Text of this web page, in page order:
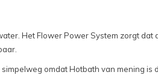
Het Flower Power System zorgt
omdat Hotbath van mening